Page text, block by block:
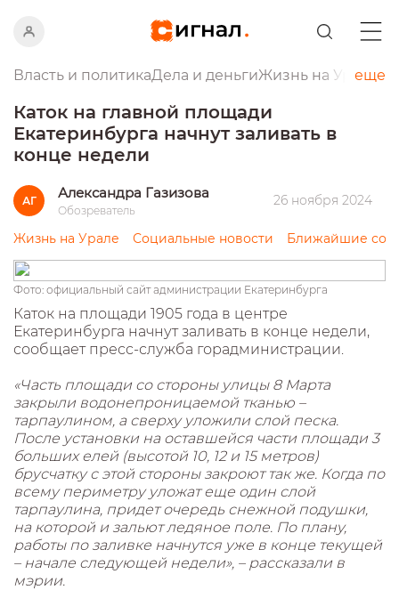
Власть и политикаДела и деньгиЖизнь на Урале
еще
Каток на главной площади
Екатеринбурга начнут заливать в
конце недели
АГ Александра Газизова
Обозреватель
26 ноября 2024
Жизнь на Урале Социальные новости Ближайшие
Фото: официальный сайт администрации Екатеринбурга
Каток на площади 1905 года в центре
Екатеринбурга начнут заливать в конце недели,
сообщает пресс-служба горадминистрации.
«Часть площади со стороны улицы 8 Марта
закрыли водонепроницаемой тканью –
тарпаулином, а сверху уложили слой песка.
После установки на оставшейся части площади 3
больших елей (высотой 10, 12 и 15 метров)
брусчатку с этой стороны закроют так же. Когда по
всему периметру уложат еще один слой
тарпаулина, придет очередь снежной подушки,
на которой и зальют ледяное поле. По плану,
работы по заливке начнутся уже в конце текущей
– начале следующей недели», – рассказали в
мэрии.